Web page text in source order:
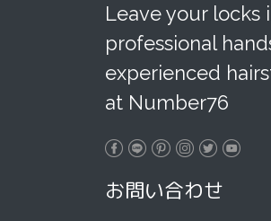
Leave your locks
professional
experienced
at Number76
お問い合わせ